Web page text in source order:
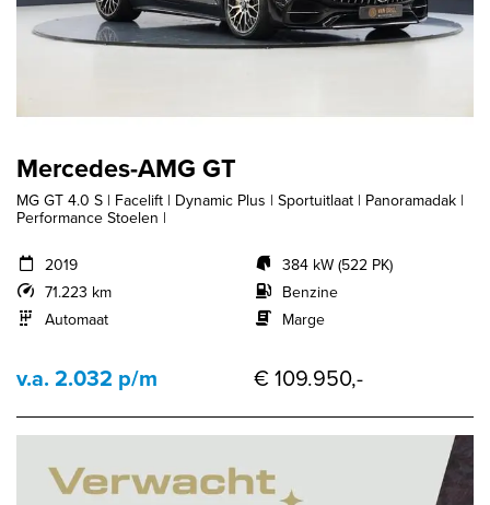
Mercedes-AMG GT
MG GT 4.0 S | Facelift | Dynamic Plus | Sportuitlaat | Panoramadak |
Performance Stoelen |
2019
71.223 km
Automaat
384 kW (522 PK)
Benzine
Marge
v.a. 2.032 p/m € 109.950,-